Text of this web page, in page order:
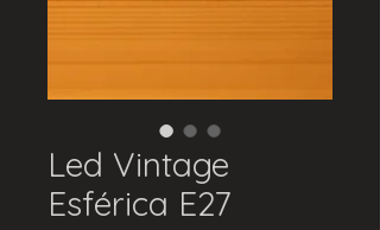
Led Vintage
Esférica E27